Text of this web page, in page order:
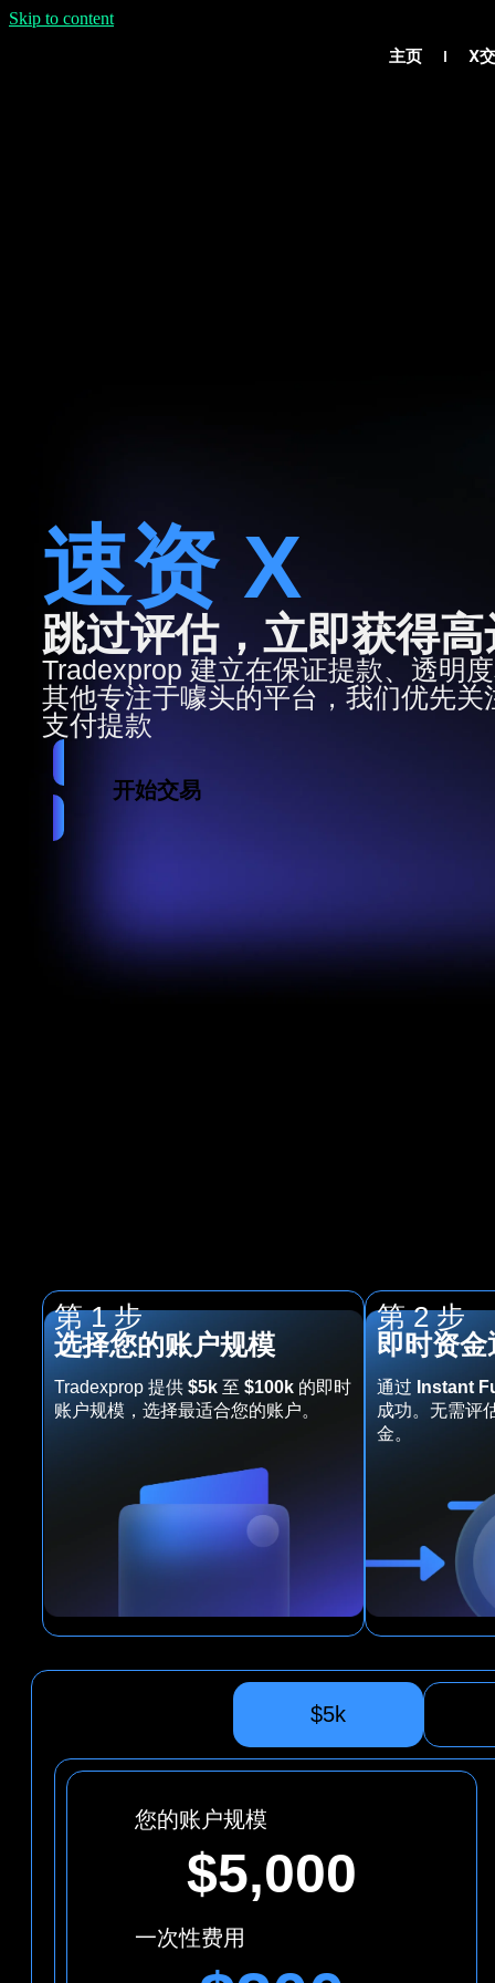
Skip to content
主页 X
速资 X
跳过评估，立即获得
Tradexprop 建立在保证提款、透明
其他专注于噱头的平台，我们优先
支付提款
开始交易
第 1 步
选择您的账户规模
Tradexprop 提供 $5k 至 $100k 的即时
账户规模，选择最适合您的账户。
第 2 步
即时资金
通过 Instant
成功。无需
金。
$5k
您的账户规模
$5,000
一次性费用